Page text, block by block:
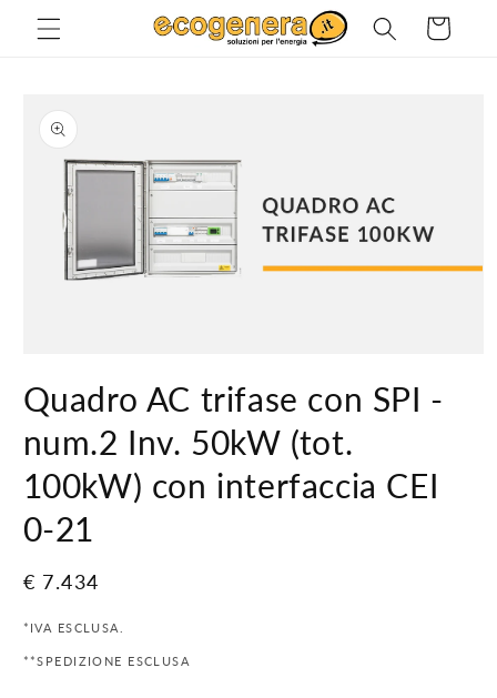
direttamente
Carrello
informazioni
sul prodotto
multimediali
1
finestra
modale
Quadro AC trifase con SPI -
num.2 Inv. 50kW (tot.
100kW) con interfaccia CEI
0-21
Prezzo
listino
€ 7.434
*IVA ESCLUSA.
**SPEDIZIONE ESCLUSA